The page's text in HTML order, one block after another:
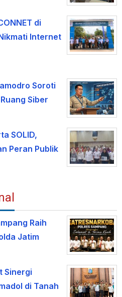
di
Internet
Soroti
Siber
SOLID,
Peran Publik
Raih
Jatim
Sinergi
di Tanah